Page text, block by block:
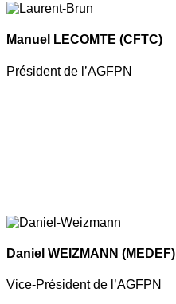
Manuel LECOMTE (CFTC)
Président de l’AGFPN
Daniel WEIZMANN (MEDEF)
Vice-Président de l’AGFPN